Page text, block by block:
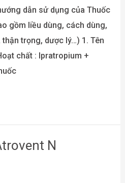
dẫn sử dụng của Thuốc
gồm liều dùng, cách dùng,
trọng, dược lý…) 1. Tên
chất : Ipratropium +
N